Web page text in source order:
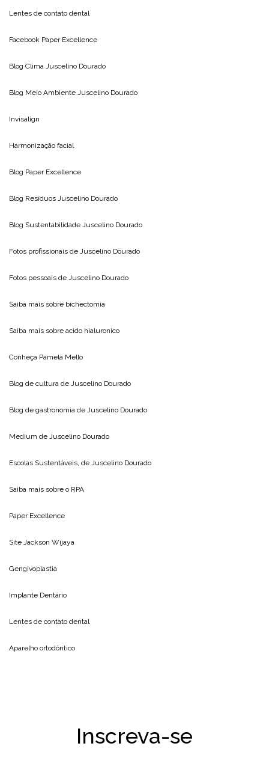
Lentes de contato dental
Facebook Paper Excellence
Blog Clima Juscelino Dourado
Blog Meio Ambiente Juscelino Dourado
Invisalign
Harmonização facial
Blog Paper Excellence
Blog Resíduos Juscelino Dourado
Blog Sustentabilidade Juscelino Dourado
Fotos profissionais de Juscelino Dourado
Fotos pessoais de Juscelino Dourado
Saiba mais sobre bichectomia
Saiba mais sobre acido hialuronico
Conheça Pamela Mello
Blog de cultura de Juscelino Dourado
Blog de gastronomia de Juscelino Dourado
Medium de Juscelino Dourado
Escolas Sustentáveis, de Juscelino Dourado
Saiba mais sobre o RPA
Paper Excellence
Site Jackson Wijaya
Gengivoplastia
Implante Dentário
Lentes de contato dental
Aparelho ortodôntico
Inscreva-se